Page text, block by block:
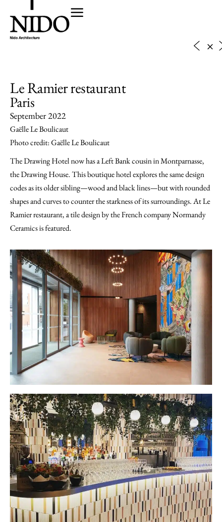
Le Ramier restaurant
Paris
September 2022
Gaëlle Le Boulicaut
Photo credit: Gaëlle Le Boulicaut
The Drawing Hotel now has a Left Bank cousin in Montparnasse,
the Drawing House. This boutique hotel explores the same design
codes as its older sibling—wood and black lines—but with rounded
shapes and curves to counter the starkness of its surroundings. At Le
Ramier restaurant, a tile design by the French company Normandy
Ceramics is featured.